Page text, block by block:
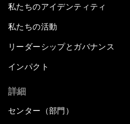
私たちのアイデンティティ
私たちの活動
リーダーシップとガバナンス
インパクト
詳細
センター（部門）